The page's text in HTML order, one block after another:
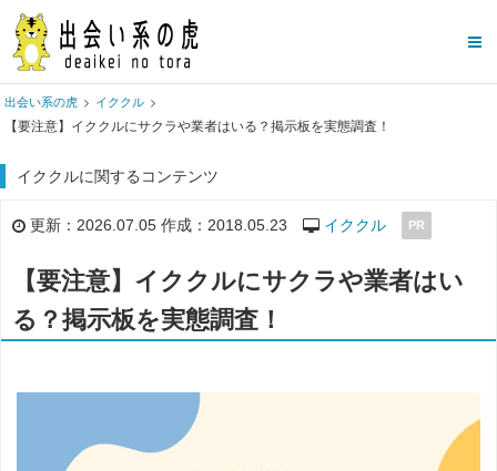
出会い系の虎 イククル
【要注意】イククルにサクラや業者はいる？掲示板を実態調査！
イククルに関するコンテンツ
更新：2026.07.05 作成：2018.05.23 イククル PR
【要注意】イククルにサクラや業者はい
る？掲示板を実態調査！